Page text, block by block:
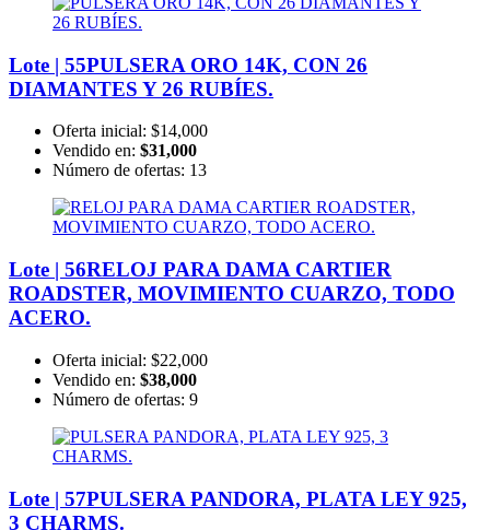
Lote | 55PULSERA ORO 14K, CON 26
DIAMANTES Y 26 RUBÍES.
Oferta inicial: $14,000
Vendido en: $31,000
Número de ofertas: 13
Lote | 56RELOJ PARA DAMA CARTIER
ROADSTER, MOVIMIENTO CUARZO, TODO
ACERO.
Oferta inicial: $22,000
Vendido en: $38,000
Número de ofertas: 9
Lote | 57PULSERA PANDORA, PLATA LEY 925,
3 CHARMS.